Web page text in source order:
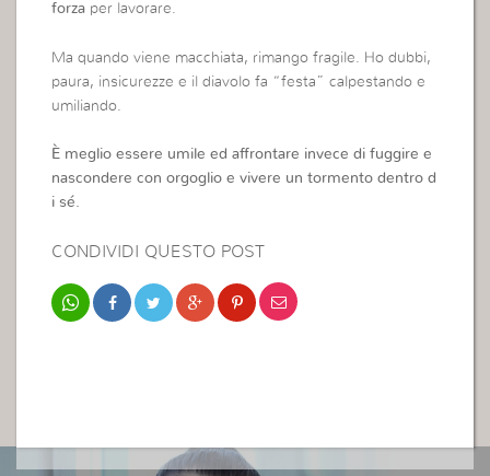
forza per lavorare.
Ma quando viene macchiata, rimango fragile. Ho dubbi,
paura, insicurezze e il diavolo fa “festa” calpestando e
umiliando.
È meglio essere umile ed affrontare invece di fuggire e
nascondere con orgoglio e vivere un tormento dentro d
i sé.
CONDIVIDI QUESTO POST